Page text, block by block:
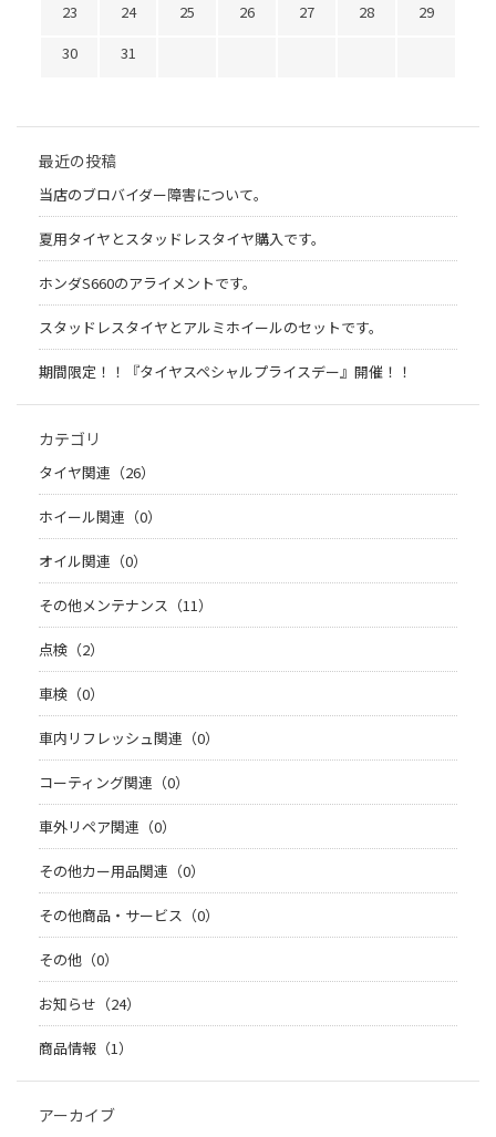
23
24 25 26 27 28
29
30
31
最近の投稿
当店のブロバイダー障害について。
夏用タイヤとスタッドレスタイヤ購入です。
ホンダS660のアライメントです。
スタッドレスタイヤとアルミホイールのセットです。
期間限定！！『タイヤスペシャルプライスデー』開催！！
カテゴリ
タイヤ関連（26）
ホイール関連（0）
オイル関連（0）
その他メンテナンス（11）
点検（2）
車検（0）
車内リフレッシュ関連（0）
コーティング関連（0）
車外リペア関連（0）
その他カー用品関連（0）
その他商品・サービス（0）
その他（0）
お知らせ（24）
商品情報（1）
アーカイブ